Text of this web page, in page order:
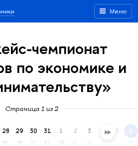
Меню
чемпионат
по экономике и
Страница 1 из 2
28
вт
29
ср
30
чт
31
пт
1
сб
2 3 4 5 6
чт